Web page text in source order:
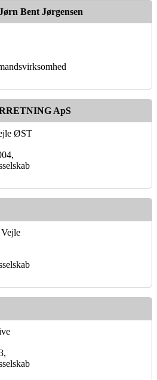
Bent Jørgensen
ApS
ØST